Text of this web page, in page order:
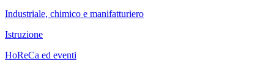
Industriale, chimico e manifatturiero
Istruzione
HoReCa ed eventi